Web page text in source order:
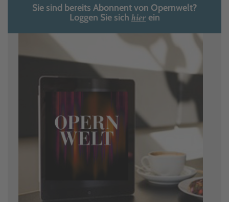
Sie sind bereits Abonnent von Opernwelt?
Loggen Sie sich hierein